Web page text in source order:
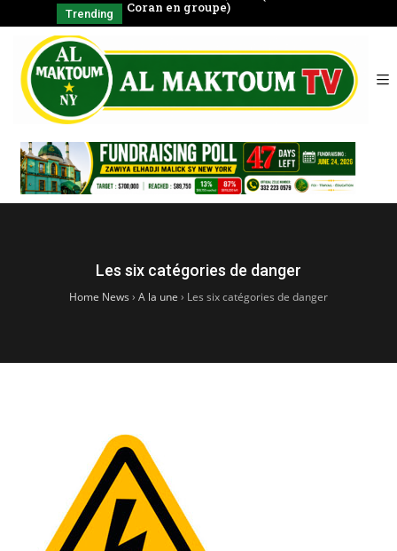
Trending Coran en groupe)
الشّيخ
Les six catégories de danger
Home News › A la une › Les six catégories de danger